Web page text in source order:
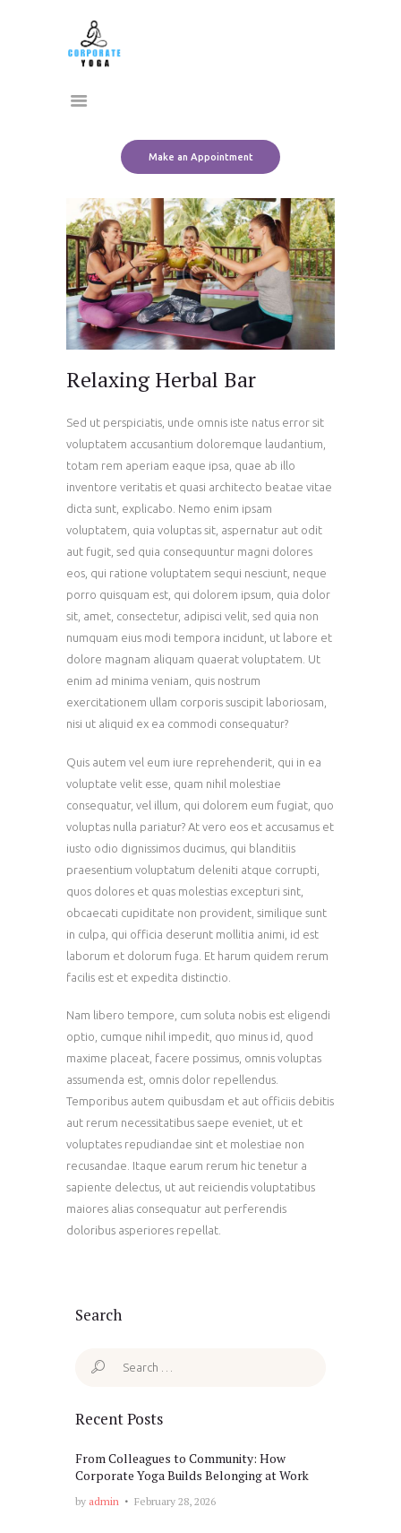
Make an Appointment
CORPORATE YOGA
Home
About Us
Team
Relaxing Herbal Bar
Sed ut perspiciatis, unde omnis iste natus error sit
voluptatem accusantium doloremque laudantium,
totam rem aperiam eaque ipsa, quae ab illo
inventore veritatis et quasi architecto beatae vitae
dicta sunt, explicabo. Nemo enim ipsam
voluptatem, quia voluptas sit, aspernatur aut odit
aut fugit, sed quia consequuntur magni dolores
eos, qui ratione voluptatem sequi nesciunt, neque
porro quisquam est, qui dolorem ipsum, quia dolor
sit, amet, consectetur, adipisci velit, sed quia non
numquam eius modi tempora incidunt, ut labore et
dolore magnam aliquam quaerat voluptatem. Ut
enim ad minima veniam, quis nostrum
exercitationem ullam corporis suscipit laboriosam,
nisi ut aliquid ex ea commodi consequatur?
Quis autem vel eum iure reprehenderit, qui in ea
voluptate velit esse, quam nihil molestiae
consequatur, vel illum, qui dolorem eum fugiat, quo
voluptas nulla pariatur? At vero eos et accusamus et
iusto odio dignissimos ducimus, qui blanditiis
praesentium voluptatum deleniti atque corrupti,
quos dolores et quas molestias excepturi sint,
obcaecati cupiditate non provident, similique sunt
in culpa, qui officia deserunt mollitia animi, id est
laborum et dolorum fuga. Et harum quidem rerum
facilis est et expedita distinctio.
Nam libero tempore, cum soluta nobis est eligendi
optio, cumque nihil impedit, quo minus id, quod
maxime placeat, facere possimus, omnis voluptas
assumenda est, omnis dolor repellendus.
Temporibus autem quibusdam et aut officiis debitis
aut rerum necessitatibus saepe eveniet, ut et
voluptates repudiandae sint et molestiae non
recusandae. Itaque earum rerum hic tenetur a
sapiente delectus, ut aut reiciendis voluptatibus
maiores alias consequatur aut perferendis
doloribus asperiores repellat.
Search
Search
Recent Posts
From Colleagues to Community: How
Corporate Yoga Builds Belonging at Work
by admin February 28, 2026